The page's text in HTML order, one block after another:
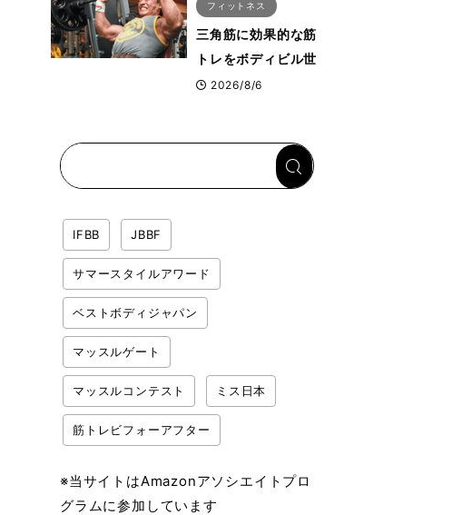
フィットネス
三角筋に効果的な筋
トレをボディビル世
界王者鈴木雅選手が
2026/8/6
IFBB JBBF
サマースタイルアワード
ベストボディジャパン
マッスルゲート
マッスルコンテスト ミス日本
筋トレビフォーアフター
※当サイトはAmazonアソシエイトプロ
グラムに参加しています